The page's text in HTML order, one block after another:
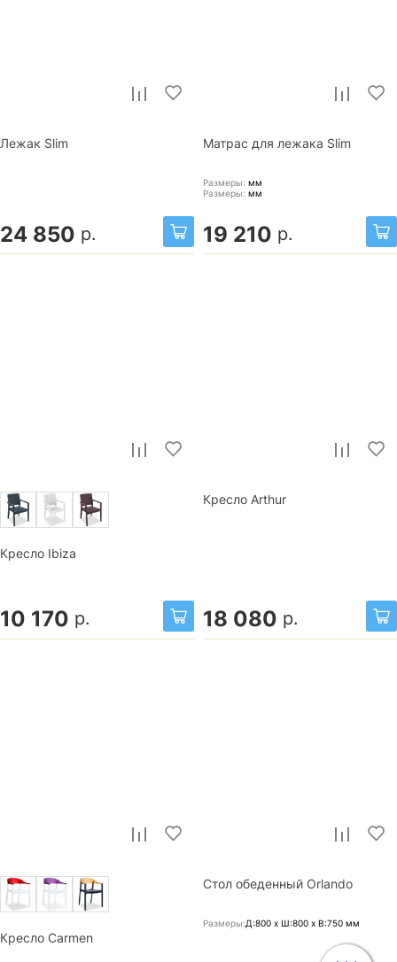
Лежак Slim
24 850 р.
Матрас для лежака Slim
Размеры: мм
Размеры: мм
19 210 р.
Кресло Ibiza
10 170 р.
Кресло Arthur
18 080 р.
Кресло Carmen
Стол обеденный Orlando
Размеры:Д:800 x Ш:800 x В:750 мм